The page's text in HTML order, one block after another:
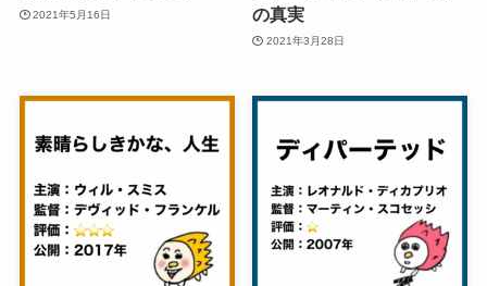
2021年5月16日
の真実
2021年3月28日